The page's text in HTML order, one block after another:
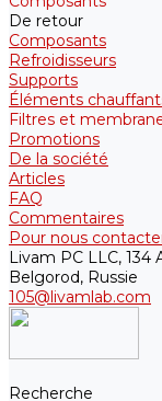
De retour
Composants
Refroidisseurs
Supports
Éléments
Filtres et
Promotions
De la société
Articles
FAQ
Commentaires
Pour nous
Livam PC LLC,
Belgorod, Russie
105@livamlab.com
Recherche